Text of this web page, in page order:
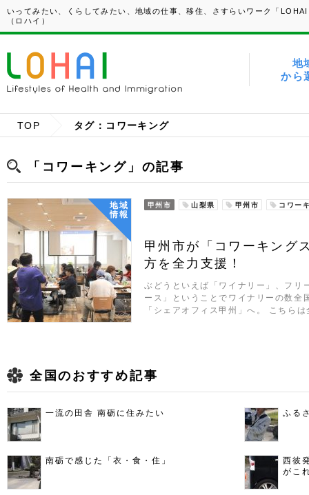
いってみたい、くらしてみたい、地域の仕事、移住、さすらいワーク「
（ロハイ）
地
から
TOP タグ：コワーキング
「コワーキング」の記事
地域
情報
甲州市 山梨県 甲州市 コワー
甲州市が「コワーキング
方を全力支援！
ぶどうといえば「ワイナリー」、フリ
ース」ということでワイナリーの数全
「シェアオフィス甲州」へ。 こちら
全国のおすすめ記事
一流の田舎 南砺に住みたい ふる
南砺で感じた「衣・食・住」
西彼
がこ